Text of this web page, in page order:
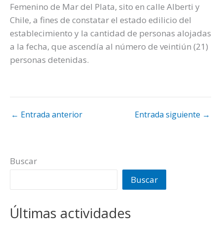
Femenino de Mar del Plata, sito en calle Alberti y
Chile, a fines de constatar el estado edilicio del
establecimiento y la cantidad de personas alojadas
a la fecha, que ascendía al número de veintiún (21)
personas detenidas.
← Entrada anterior Entrada siguiente →
Buscar
Buscar
Últimas actividades